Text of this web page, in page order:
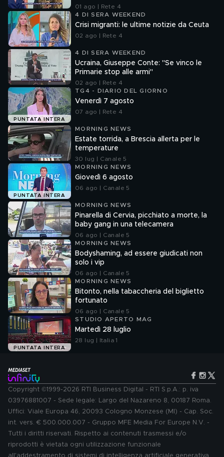
01 ago | Rete 4
4 DI SERA WEEKEND
Crisi migranti: le ultime notizie da Ceuta
02 ago | Rete 4
4 DI SERA WEEKEND
Ucraina, Giuseppe Conte: "Se vinco le
Primarie stop alle armi"
02 ago | Rete 4
PUNTATA INTERA
TG4 - DIARIO DEL GIORNO
Venerdì 7 agosto
07 ago | Rete 4
MORNING NEWS
Estate torrida, a Brescia allerta per le
temperature
30 lug | Canale 5
PUNTATA INTERA
MORNING NEWS
Giovedì 6 agosto
06 ago | Canale 5
MORNING NEWS
Pinarella di Cervia, picchiato a morte, la
baby gang in una telecamera
06 ago | Canale 5
MORNING NEWS
Bodyshaming, ad essere giudicati non
solo i vip
06 ago | Canale 5
MORNING NEWS
Bitonto, nella tabaccheria del biglietto
fortunato
06 ago | Canale 5
PUNTATA INTERA
STUDIO APERTO MAG
Martedì 28 luglio
28 lug | Italia 1
Copyright ©1999-2026 RTI Business Digital - RTI S.p.A.: p. iva
03976881007 - Sede legale: Largo del Nazareno 8, 00187 Roma.
Uffici: Viale Europa 46, 20093 Cologno Monzese (MI) - Cap. Soc.
int. vers. € 500.000.007 - Gruppo MFE Media For Europe N.V. -
Tutti i diritti riservati. Rispetto ai contenuti trasmessi e/o
riprodotti è vietata ogni utilizzazione funzionale